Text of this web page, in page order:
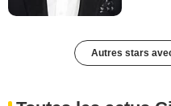
Autres stars